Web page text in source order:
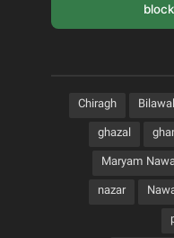
Chiragh
ghazal
Maryam
nazar